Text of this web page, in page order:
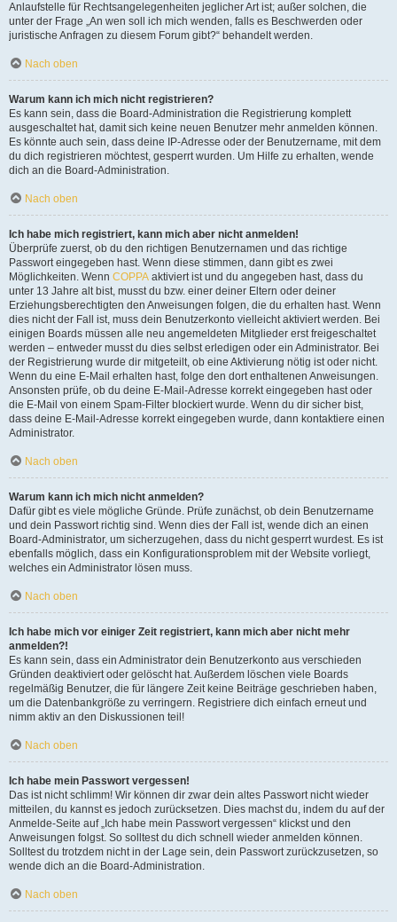
Anlaufstelle für Rechtsangelegenheiten jeglicher Art ist; außer solchen, die
unter der Frage „An wen soll ich mich wenden, falls es Beschwerden oder
juristische Anfragen zu diesem Forum gibt?“ behandelt werden.
Nach oben
Warum kann ich mich nicht registrieren?
Es kann sein, dass die Board-Administration die Registrierung komplett
ausgeschaltet hat, damit sich keine neuen Benutzer mehr anmelden können.
Es könnte auch sein, dass deine IP-Adresse oder der Benutzername, mit dem
du dich registrieren möchtest, gesperrt wurden. Um Hilfe zu erhalten, wende
dich an die Board-Administration.
Nach oben
Ich habe mich registriert, kann mich aber nicht anmelden!
Überprüfe zuerst, ob du den richtigen Benutzernamen und das richtige
Passwort eingegeben hast. Wenn diese stimmen, dann gibt es zwei
Möglichkeiten. Wenn COPPA aktiviert ist und du angegeben hast, dass du
unter 13 Jahre alt bist, musst du bzw. einer deiner Eltern oder deiner
Erziehungsberechtigten den Anweisungen folgen, die du erhalten hast. Wenn
dies nicht der Fall ist, muss dein Benutzerkonto vielleicht aktiviert werden. Bei
einigen Boards müssen alle neu angemeldeten Mitglieder erst freigeschaltet
werden – entweder musst du dies selbst erledigen oder ein Administrator. Bei
der Registrierung wurde dir mitgeteilt, ob eine Aktivierung nötig ist oder nicht.
Wenn du eine E-Mail erhalten hast, folge den dort enthaltenen Anweisungen.
Ansonsten prüfe, ob du deine E-Mail-Adresse korrekt eingegeben hast oder
die E-Mail von einem Spam-Filter blockiert wurde. Wenn du dir sicher bist,
dass deine E-Mail-Adresse korrekt eingegeben wurde, dann kontaktiere einen
Administrator.
Nach oben
Warum kann ich mich nicht anmelden?
Dafür gibt es viele mögliche Gründe. Prüfe zunächst, ob dein Benutzername
und dein Passwort richtig sind. Wenn dies der Fall ist, wende dich an einen
Board-Administrator, um sicherzugehen, dass du nicht gesperrt wurdest. Es ist
ebenfalls möglich, dass ein Konfigurationsproblem mit der Website vorliegt,
welches ein Administrator lösen muss.
Nach oben
Ich habe mich vor einiger Zeit registriert, kann mich aber nicht mehr
anmelden?!
Es kann sein, dass ein Administrator dein Benutzerkonto aus verschieden
Gründen deaktiviert oder gelöscht hat. Außerdem löschen viele Boards
regelmäßig Benutzer, die für längere Zeit keine Beiträge geschrieben haben,
um die Datenbankgröße zu verringern. Registriere dich einfach erneut und
nimm aktiv an den Diskussionen teil!
Nach oben
Ich habe mein Passwort vergessen!
Das ist nicht schlimm! Wir können dir zwar dein altes Passwort nicht wieder
mitteilen, du kannst es jedoch zurücksetzen. Dies machst du, indem du auf der
Anmelde-Seite auf „Ich habe mein Passwort vergessen“ klickst und den
Anweisungen folgst. So solltest du dich schnell wieder anmelden können.
Solltest du trotzdem nicht in der Lage sein, dein Passwort zurückzusetzen, so
wende dich an die Board-Administration.
Nach oben